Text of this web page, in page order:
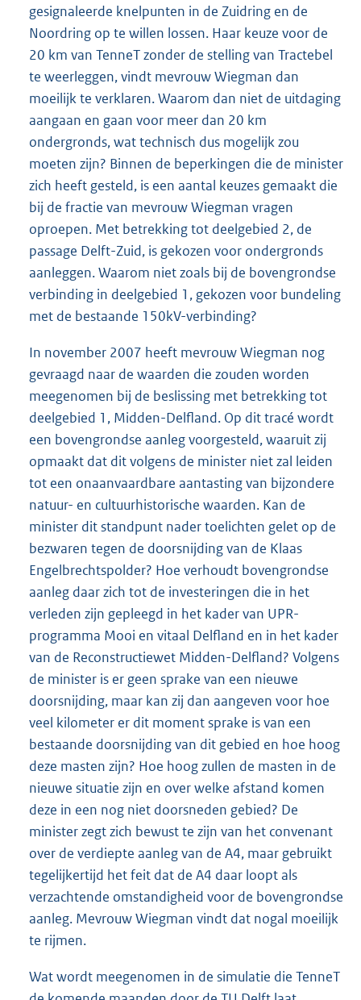
gesignaleerde knelpunten in de Zuidring en de
Noordring op te willen lossen. Haar keuze voor de
20 km van TenneT zonder de stelling van Tractebel
te weerleggen, vindt mevrouw Wiegman dan
moeilijk te verklaren. Waarom dan niet de uitdaging
aangaan en gaan voor meer dan 20 km
ondergronds, wat technisch dus mogelijk zou
moeten zijn? Binnen de beperkingen die de minister
zich heeft gesteld, is een aantal keuzes gemaakt die
bij de fractie van mevrouw Wiegman vragen
oproepen. Met betrekking tot deelgebied 2, de
passage Delft-Zuid, is gekozen voor ondergronds
aanleggen. Waarom niet zoals bij de bovengrondse
verbinding in deelgebied 1, gekozen voor bundeling
met de bestaande 150kV-verbinding?
In november 2007 heeft mevrouw Wiegman nog
gevraagd naar de waarden die zouden worden
meegenomen bij de beslissing met betrekking tot
deelgebied 1, Midden-Delfland. Op dit tracé wordt
een bovengrondse aanleg voorgesteld, waaruit zij
opmaakt dat dit volgens de minister niet zal leiden
tot een onaanvaardbare aantasting van bijzondere
natuur- en cultuurhistorische waarden. Kan de
minister dit standpunt nader toelichten gelet op de
bezwaren tegen de doorsnijding van de Klaas
Engelbrechtspolder? Hoe verhoudt bovengrondse
aanleg daar zich tot de investeringen die in het
verleden zijn gepleegd in het kader van UPR-
programma Mooi en vitaal Delfland en in het kader
van de Reconstructiewet Midden-Delfland? Volgens
de minister is er geen sprake van een nieuwe
doorsnijding, maar kan zij dan aangeven voor hoe
veel kilometer er dit moment sprake is van een
bestaande doorsnijding van dit gebied en hoe hoog
deze masten zijn? Hoe hoog zullen de masten in de
nieuwe situatie zijn en over welke afstand komen
deze in een nog niet doorsneden gebied? De
minister zegt zich bewust te zijn van het convenant
over de verdiepte aanleg van de A4, maar gebruikt
tegelijkertijd het feit dat de A4 daar loopt als
verzachtende omstandigheid voor de bovengrondse
aanleg. Mevrouw Wiegman vindt dat nogal moeilijk
te rijmen.
Wat wordt meegenomen in de simulatie die TenneT